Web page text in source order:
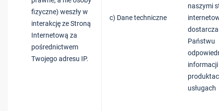
fizyczne) weszły w
interakcję ze Stroną
Internetową za
pośrednictwem
Twojego adresu IP.
c) Dane techniczne
naszymi
Państwu
usługach